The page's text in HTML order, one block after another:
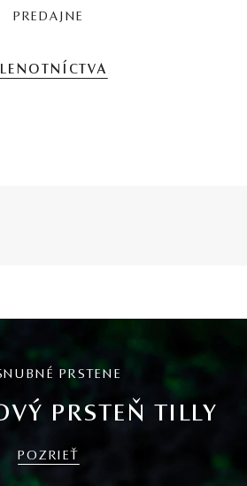
PREDAJNE
PRSTENE
PRSTEŇ TILLY
POZRIEŤ